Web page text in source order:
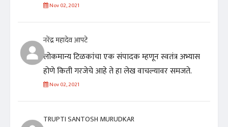
Nov 02, 2021
नरेंद्र महादेव आपटे
लोकमान्य टिळकांचा एक संपादक म्हणून स्वतंत्र अभ्यास
होणे किती गरजेचे आहे ते हा लेख वाचल्यावर समजते.
Nov 02, 2021
TRUPTI SANTOSH MURUDKAR